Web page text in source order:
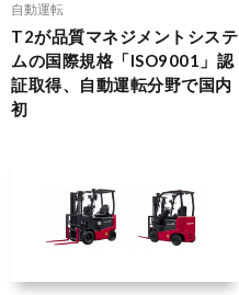
自動運転
T2が品質マネジメントシステ
ムの国際規格「ISO9001」認
証取得、自動運転分野で国内
初